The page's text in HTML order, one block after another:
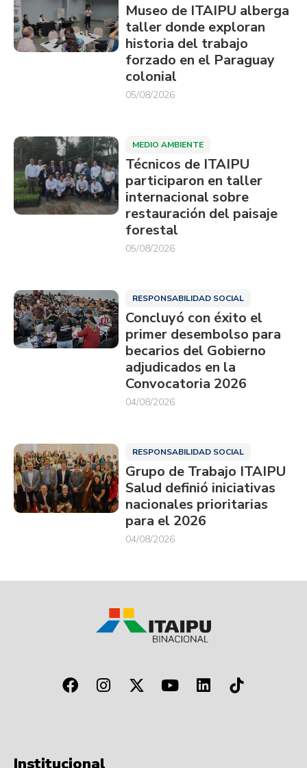
Museo de ITAIPU alberga
taller donde exploran
historia del trabajo
forzado en el Paraguay
colonial
05/08/2026
MEDIO AMBIENTE
Técnicos de ITAIPU
participaron en taller
internacional sobre
restauración del paisaje
forestal
05/08/2026
RESPONSABILIDAD SOCIAL
Concluyó con éxito el
primer desembolso para
becarios del Gobierno
adjudicados en la
Convocatoria 2026
04/08/2026
RESPONSABILIDAD SOCIAL
Grupo de Trabajo ITAIPU
Salud definió iniciativas
nacionales prioritarias
para el 2026
04/08/2026
Institucional